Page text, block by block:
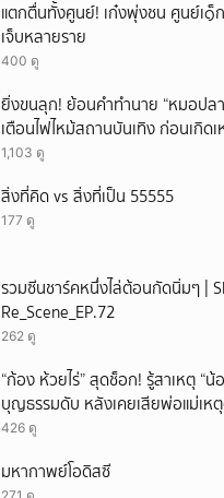
แตกตื่นทั้งศูนย์! เก๋งพุ่งชน ศูนย์เ๑็
เจ็บหลายราย
400 ดู
ยิ่งขนลุก! ย้อนคำทำนาย “หมอปล
เตือนไฟไหม้สถานบันเทิง ก่อนเกิด
1,103 ดู
สิ่งที่คิด vs สิ่งที่เป็น 55555
177 ดู
รวมซีนชาร์คหนึ่งไล่ต้อนกัดนิ่มๆ |
Re_Scene_EP.72
262 ดู
“ก้อง ห้วยไร่” สุดช็อก! รู้สาเหตุ “
บุญธรรมดับ หลังเคยเสียพ่อแม่เห
426 ดู
มหากาพย์โอดิสซี